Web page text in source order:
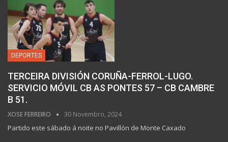
DEPORTES
TERCEIRA DIVISIÓN CORUÑA-FERROL-LUGO.
SERVICIO MÓVIL CB AS PONTES 57 – CB CAMBRE
B 51.
XOSE FERREIRO 30 Novembro, 2024
Partido este sábado á noite no Pavillón de Monte Caxado